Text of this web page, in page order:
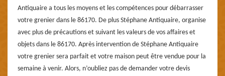
Antiquaire a tous les moyens et les compétences pour débarrasser
votre grenier dans le 86170. De plus Stéphane Antiquaire, organise
avec plus de précautions et suivant les valeurs de vos affaires et
objets dans le 86170. Après intervention de Stéphane Antiquaire
votre grenier sera parfait et votre maison peut être vendue pour la
semaine à venir. Alors, n’oubliez pas de demander votre devis